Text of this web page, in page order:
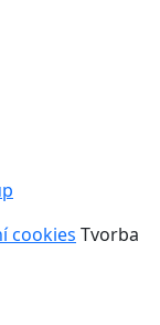
cookies Tvorba